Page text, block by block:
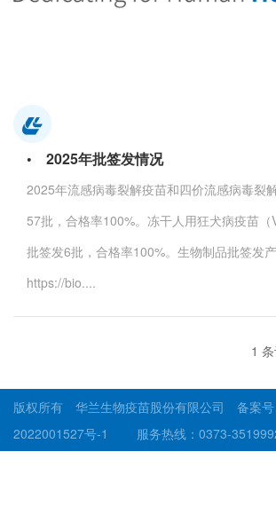
• 2025年批签发情况
2025年流感病毒裂解疫苗和四价流感病毒裂
57批，合格率100%。冻干人用狂犬病疫苗（
批签发6批，合格率100%。生物制品批签发
https://bio....
1
版权所有 华兰生物疫苗股份有限公司 备案号
2022001527号-1
服务热线：0373-